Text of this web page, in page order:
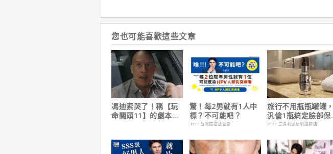
您也可能喜歡這些文章
馮迪索哭了！稱【玩
命關頭11】的劇本是
驚！每2男就有1人中
標？不可能吧？
PR・台灣癌症基金會
旅行不用瓶瓶罐罐，
汎倫1瓶搞定臉部保
養！
PR・三得利健康網路商店